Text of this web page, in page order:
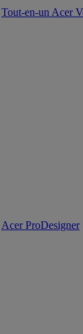
Tout-en-un Acer
Acer ProDesigner